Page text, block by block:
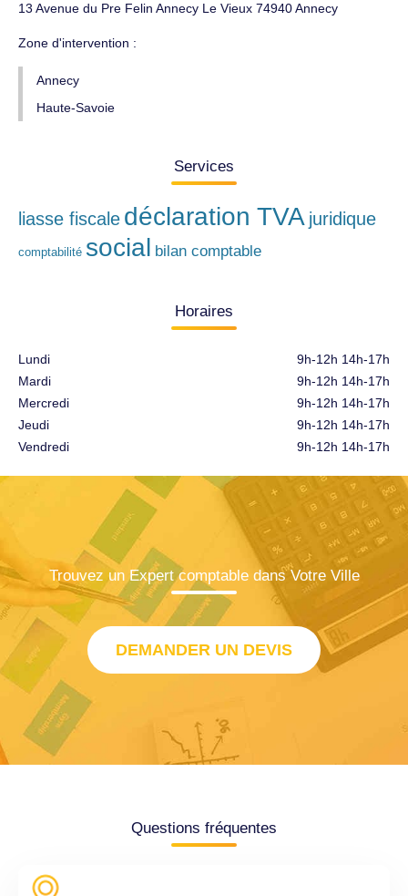
13 Avenue du Pre Felin Annecy Le Vieux 74940 Annecy
Zone d'intervention :
Annecy
Haute-Savoie
Services
liasse fiscale déclaration TVA juridique
comptabilité social bilan comptable
Horaires
Lundi
Mardi
Mercredi
Jeudi
Vendredi
9h-12h 14h-17h
9h-12h 14h-17h
9h-12h 14h-17h
9h-12h 14h-17h
9h-12h 14h-17h
Trouvez un Expert comptable dans Votre Ville
DEMANDER UN DEVIS
Questions fréquentes